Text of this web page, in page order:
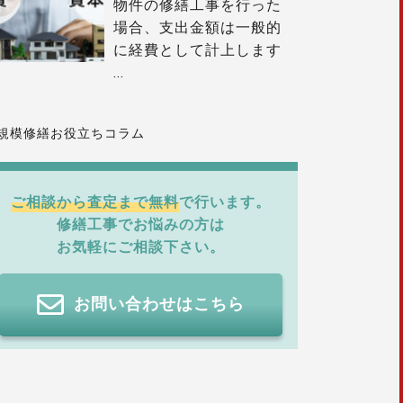
物件の修繕工事を行った
場合、支出金額は一般的
に経費として計上します
…
模修繕お役立ちコラム
ご相談から査定まで無料で行います。
修繕工事でお悩みの方は
お気軽にご相談下さい。
お問い合わせはこちら